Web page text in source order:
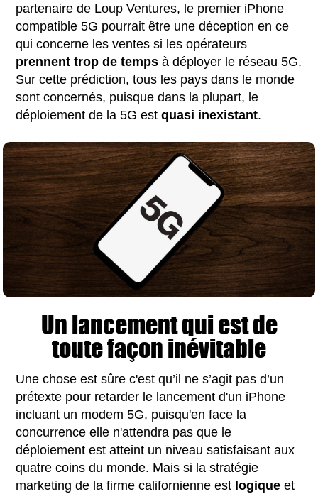
partenaire de Loup Ventures, le premier iPhone
compatible 5G pourrait être une déception en ce
qui concerne les ventes si les opérateurs
prennent trop de temps à déployer le réseau 5G.
Sur cette prédiction, tous les pays dans le monde
sont concernés, puisque dans la plupart, le
déploiement de la 5G estquasi inexistant.
Un lancement qui est de
toute façon inévitable
Une chose est sûre c'est qu’il ne s’agit pas d’un
prétexte pour retarder le lancement d'un iPhone
incluant un modem 5G, puisqu'en face la
concurrence elle n'attendra pas que le
déploiement est atteint un niveau satisfaisant aux
quatre coins du monde. Mais si la stratégie
marketing de la firme californienne est logique et